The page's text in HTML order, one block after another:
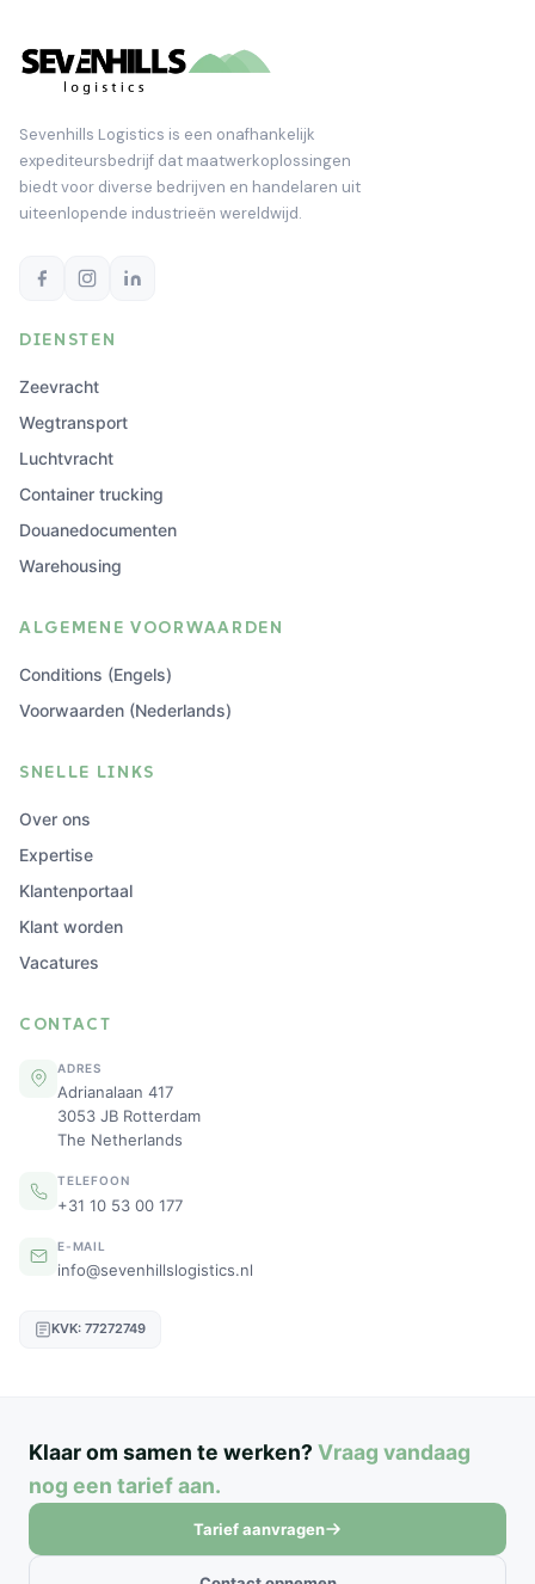
Sevenhills Logistics is een onafhankelijk
expediteursbedrijf dat maatwerkoplossingen
biedt voor diverse bedrijven en handelaren uit
uiteenlopende industrieën wereldwijd.
DIENSTEN
Zeevracht
Wegtransport
Luchtvracht
Container trucking
Douanedocumenten
Warehousing
ALGEMENE VOORWAARDEN
Conditions (Engels)
Voorwaarden (Nederlands)
SNELLE LINKS
Over ons
Expertise
Klantenportaal
Klant worden
Vacatures
CONTACT
ADRES
Adrianalaan 417
3053 JB Rotterdam
The Netherlands
TELEFOON
+31 10 53 00 177
E-MAIL
info@sevenhillslogistics.nl
KVK: 77272749
Klaar om samen te werken? Vraag vandaag
nog een tarief aan.
Tarief aanvragen